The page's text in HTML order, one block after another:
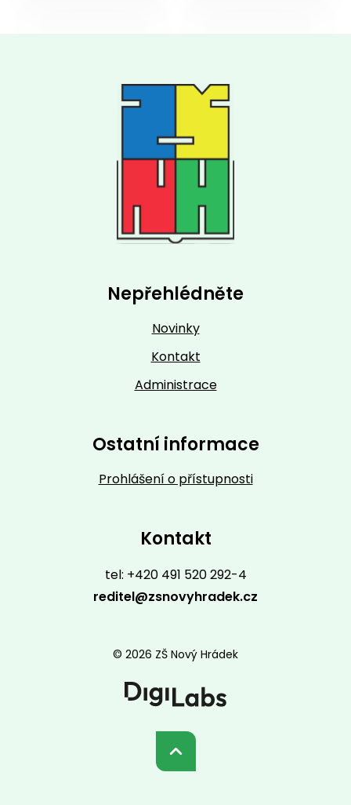
Nepřehlédněte
Novinky
Kontakt
Administrace
Ostatní informace
Prohlášení o přístupnosti
Kontakt
tel: +420 491 520 292-4
reditel@zsnovyhradek.cz
© 2026 ZŠ Nový Hrádek